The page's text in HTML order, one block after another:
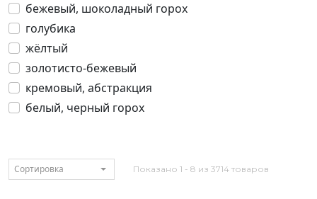
бежевый, шоколадный горох
голубика
жёлтый
золотисто-бежевый
кремовый, абстракция
белый, черный горох
Сортировка Показано 1 - 8 из 3714 товаров